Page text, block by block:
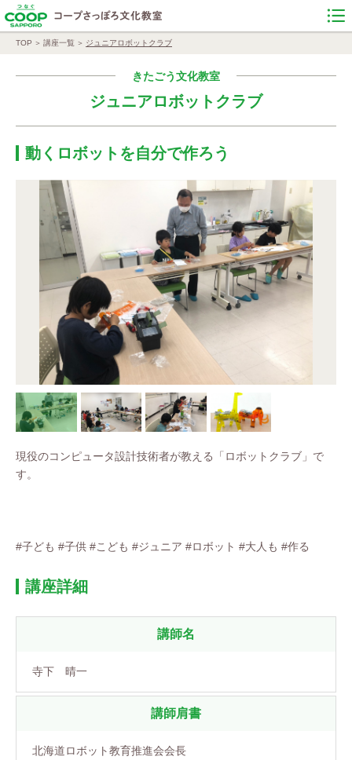
TOP 講座一覧 ジュニアロボットクラブ
きたごう文化教室
ジュニアロボットクラブ
動くロボットを自分で作ろう
現役のコンピュータ設計技術者が教える「ロボットクラブ」で
す。
#子ども #子供 #こども #ジュニア #ロボット #大人も #作る
講座詳細
講師名
寺下 晴一
講師肩書
北海道ロボット教育推進会会長